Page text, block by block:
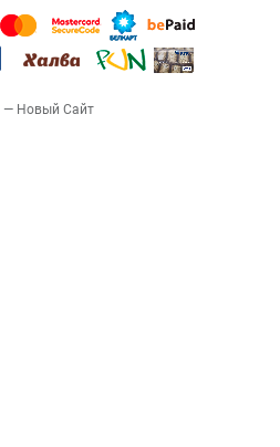
— Новый Сайт